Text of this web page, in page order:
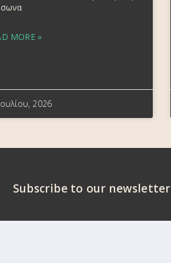
MORE »
2026
Subscribe to our newsletter